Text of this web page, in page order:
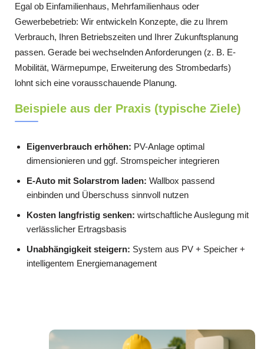
Egal ob Einfamilienhaus, Mehrfamilienhaus oder
Gewerbebetrieb: Wir entwickeln Konzepte, die zu Ihrem
Verbrauch, Ihren Betriebszeiten und Ihrer Zukunftsplanung
passen. Gerade bei wechselnden Anforderungen (z. B. E-
Mobilität, Wärmepumpe, Erweiterung des Strombedarfs)
lohnt sich eine vorausschauende Planung.
Beispiele aus der Praxis (typische Ziele)
Eigenverbrauch erhöhen: PV-Anlage optimal
dimensionieren und ggf. Stromspeicher integrieren
E-Auto mit Solarstrom laden: Wallbox passend
einbinden und Überschuss sinnvoll nutzen
Kosten langfristig senken: wirtschaftliche Auslegung mit
verlässlicher Ertragsbasis
Unabhängigkeit steigern: System aus PV + Speicher +
intelligentem Energiemanagement